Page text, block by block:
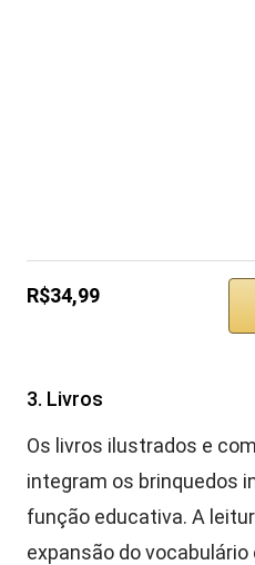
R$34,99
3. Livros
Os livros ilustrados e
integram os brinquedos
função educativa. A
expansão do